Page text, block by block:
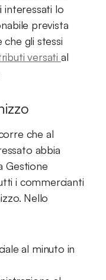
interessati lo
prevista
gli stessi
versati al
che al
abbia
Gestione
i commercianti
Nello
al minuto in